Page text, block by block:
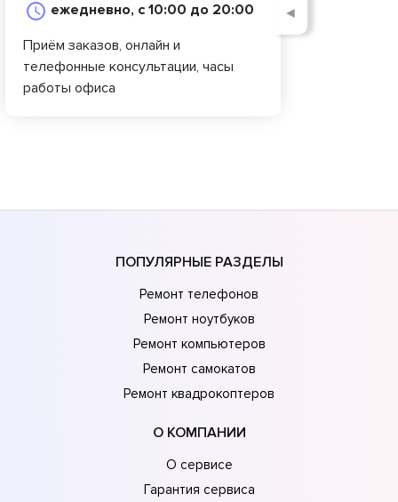
ежедневно, с 10:00 до 20:00
Приём заказов, онлайн и
телефонные консультации, часы
работы офиса
◄
ПОПУЛЯРНЫЕ РАЗДЕЛЫ
Ремонт телефонов
Ремонт ноутбуков
Ремонт компьютеров
Ремонт самокатов
Ремонт квадрокоптеров
О КОМПАНИИ
О сервисе
Гарантия сервиса